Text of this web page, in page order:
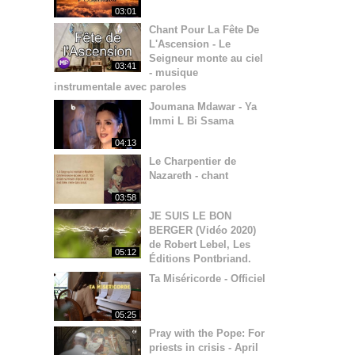
03:01
03:41
Chant Pour La Fête De
L'Ascension - Le
Seigneur monte au ciel
- musique
instrumentale avec paroles
04:13
Joumana Mdawar - Ya
Immi L Bi Ssama
03:58
Le Charpentier de
Nazareth - chant
05:12
JE SUIS LE BON
BERGER (Vidéo 2020)
de Robert Lebel, Les
Éditions Pontbriand.
05:25
Ta Miséricorde - Officiel
Pray with the Pope: For
priests in crisis - April